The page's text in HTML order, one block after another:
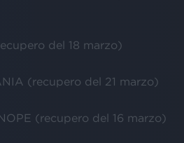
del 18 marzo)
(recupero del 21 marzo)
(recupero del 16 marzo)